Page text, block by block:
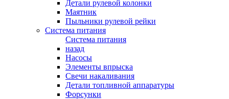
Детали рулевой колонки
Маятник
Пыльники рулевой рейки
Система питания
Система питания
назад
Насосы
Элементы впрыска
Свечи накаливания
Детали топливной аппаратуры
Форсунки